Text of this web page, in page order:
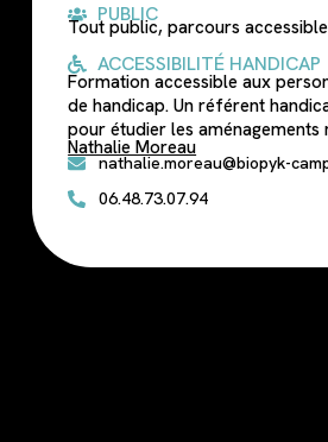
PUBLIC
Tout public, parcours
ACCESSIBILITÉ HANDICAP
Formation accessible aux
de handicap. Un référent
pour étudier les aménagements
Nathalie Moreau
nathalie.moreau@biopyk-
06.48.73.07.94